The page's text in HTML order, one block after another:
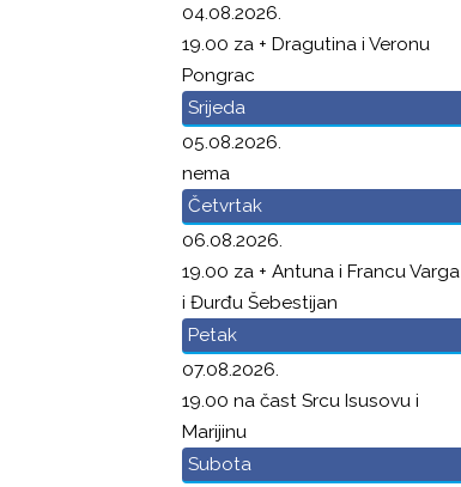
04.08.2026.
19.00 za + Dragutina i Veronu
Pongrac
Srijeda
05.08.2026.
nema
Četvrtak
06.08.2026.
19.00 za + Antuna i Francu Varga
i Đurđu Šebestijan
Petak
07.08.2026.
19.00 na čast Srcu Isusovu i
Marijinu
Subota